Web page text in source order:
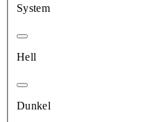
System
Hell
Dunkel